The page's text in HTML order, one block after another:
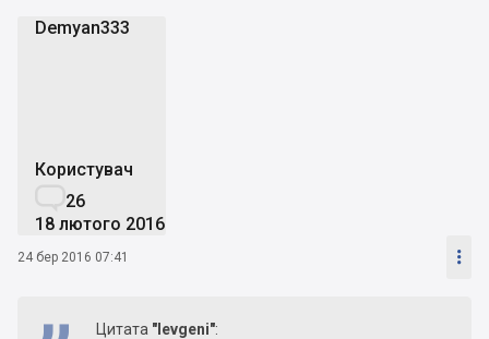
Demyan333
Користувач
26
18 лютого 2016
24 бер 2016 07:41 
Цитата "Ievgeni":